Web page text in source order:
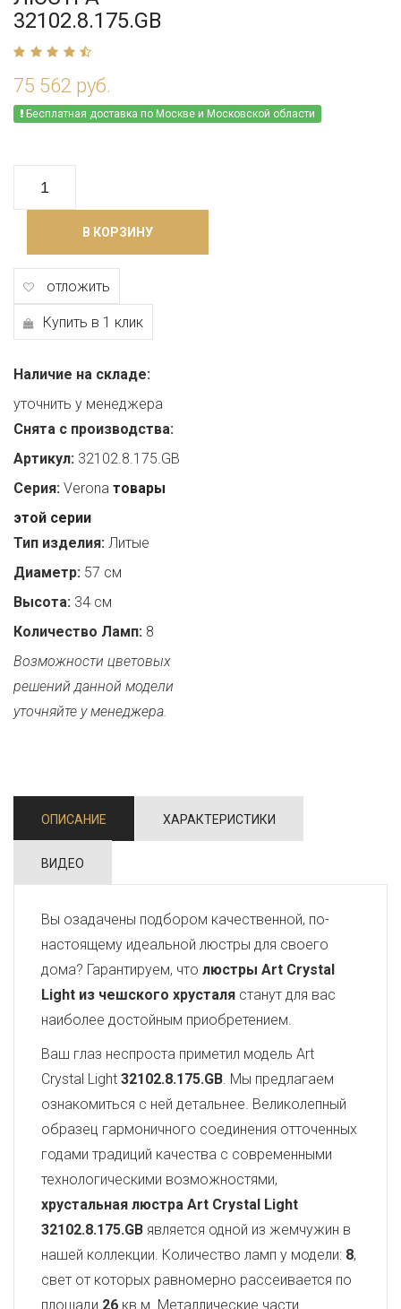
32102.8.175.GB
75 562 руб.
Бесплатная доставка по Москве и Московской области
В КОРЗИНУ
отложить
Купить в 1 клик
Наличие на складе:
уточнить у менеджера
Снята с производства:
Артикул: 32102.8.175.GB
Серия: Verona товары
этой серии
Тип изделия: Литые
Диаметр: 57 см
Высота: 34 см
Количество Ламп: 8
Возможности цветовых
решений данной модели
уточняйте у менеджера.
ОПИСАНИЕ ХАРАКТЕРИСТИКИ
ВИДЕО
Вы озадачены подбором качественной, по-
настоящему идеальной люстры для своего
дома? Гарантируем, что люстры Art Crystal
Light из чешского хрусталя станут для вас
наиболее достойным приобретением.
Ваш глаз неспроста приметил модель Art
Crystal Light 32102.8.175.GB. Мы предлагаем
ознакомиться с ней детальнее. Великолепный
образец гармоничного соединения отточенных
годами традиций качества с современными
технологическими возможностями,
хрустальная люстра Art Crystal Light
32102.8.175.GB является одной из жемчужин в
нашей коллекции. Количество ламп у модели: 8,
свет от которых равномерно рассеивается по
площади 26 кв.м. Металлические части